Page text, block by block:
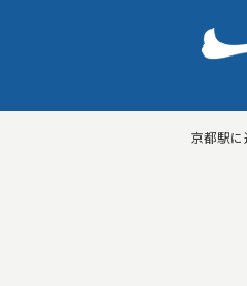
京都駅